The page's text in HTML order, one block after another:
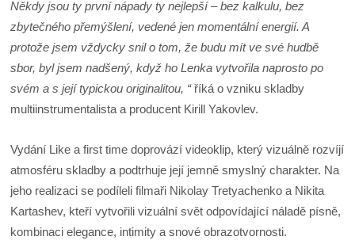
Někdy jsou ty první nápady ty nejlepší – bez kalkulu, bez
zbytečného přemýšlení, vedené jen momentální energií. A
protože jsem vždycky snil o tom, že budu mít ve své hudbě
sbor, byl jsem nadšený, když ho Lenka vytvořila naprosto po
svém a s její typickou originalitou, “říká o vzniku skladby
multiinstrumentalista a producent Kirill Yakovlev.
Vydání Like a first time doprovází videoklip, který vizuálně rozvíjí
atmosféru skladby a podtrhuje její jemně smyslný charakter. Na
jeho realizaci se podíleli filmaři Nikolay Tretyachenko a Nikita
Kartashev, kteří vytvořili vizuální svět odpovídající náladě písně,
kombinaci elegance, intimity a snové obrazotvornosti.